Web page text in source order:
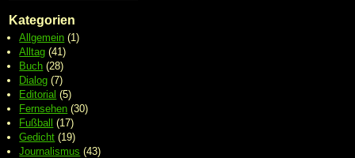
Kategorien
Allgemein (1)
Alltag (41)
Buch (28)
Dialog (7)
Editorial (5)
Fernsehen (30)
Fußball
(17)
Gedicht (19)
Journalismus (43)